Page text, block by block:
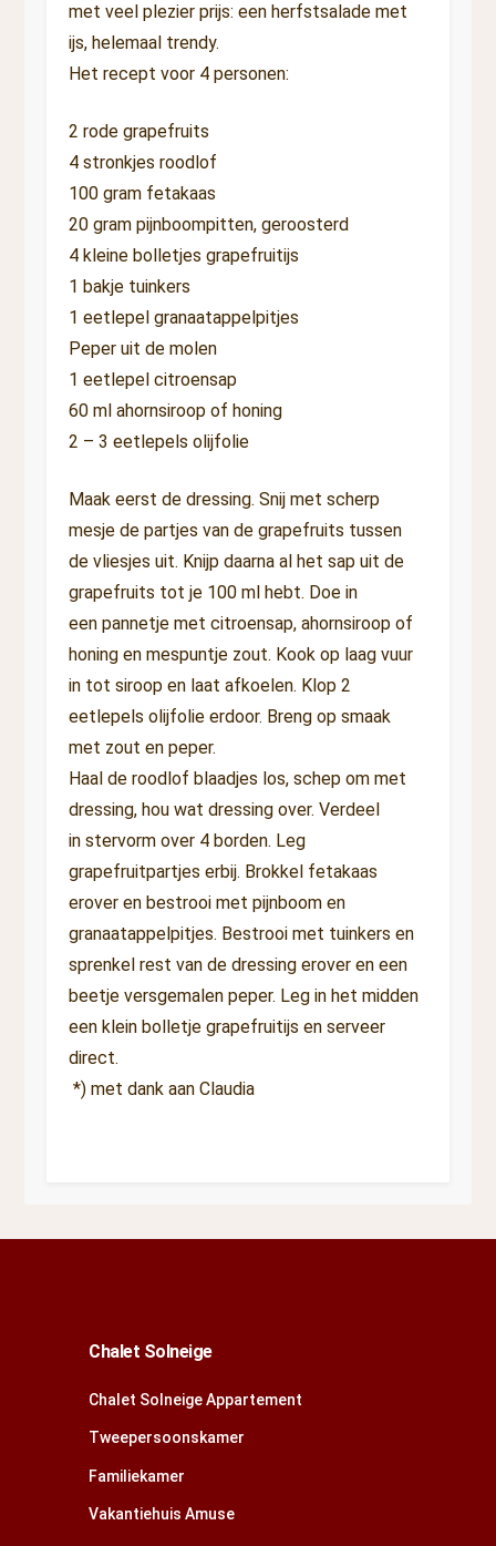
met veel plezier prijs: een herfstsalade met
ijs, helemaal trendy.
Het recept voor 4 personen:
2 rode grapefruits
4 stronkjes roodlof
100 gram fetakaas
20 gram pijnboompitten, geroosterd
4 kleine bolletjes grapefruitijs
1 bakje tuinkers
1 eetlepel granaatappelpitjes
Peper uit de molen
1 eetlepel citroensap
60 ml ahornsiroop of honing
2 – 3 eetlepels olijfolie
Maak eerst de dressing. Snij met scherp
mesje de partjes van de grapefruits tussen
de vliesjes uit. Knijp daarna al het sap uit de
grapefruits tot je 100 ml hebt. Doe in
een pannetje met citroensap, ahornsiroop of
honing en mespuntje zout. Kook op laag vuur
in tot siroop en laat afkoelen. Klop 2
eetlepels olijfolie erdoor. Breng op smaak
met zout en peper.
Haal de roodlof blaadjes los, schep om met
dressing, hou wat dressing over. Verdeel
in stervorm over 4 borden. Leg
grapefruitpartjes erbij. Brokkel fetakaas
erover en bestrooi met pijnboom en
granaatappelpitjes. Bestrooi met tuinkers en
sprenkel rest van de dressing erover en een
beetje versgemalen peper. Leg in het midden
een klein bolletje grapefruitijs en serveer
direct.
*) met dank aan Claudia
Chalet Solneige
Chalet Solneige Appartement
Tweepersoonskamer
Familiekamer
Vakantiehuis Amuse